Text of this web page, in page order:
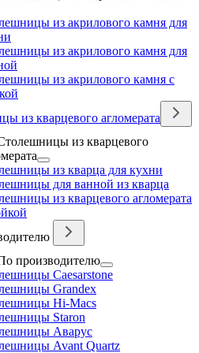
из акрилового камня для
из акрилового камня для
из акрилового камня с
из кварцевого агломерата
из кварцевого
из кварца для кухни
для ванной из кварца
из кварцевого агломерата
производителю
Caesarstone
Grandex
Hi-Macs
Staron
Аварус
Avant Quartz